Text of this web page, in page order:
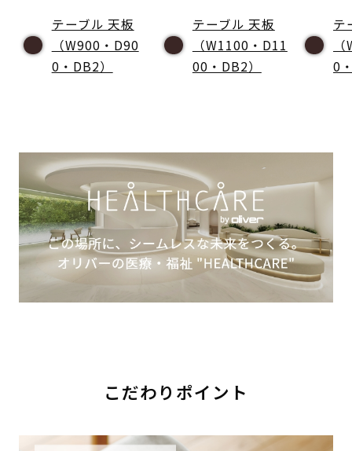
テーブル 天板
（W900・D90
0・DB2）
テーブル 天板
（W1100・D11
00・DB2）
テ
0
こだわりポイント